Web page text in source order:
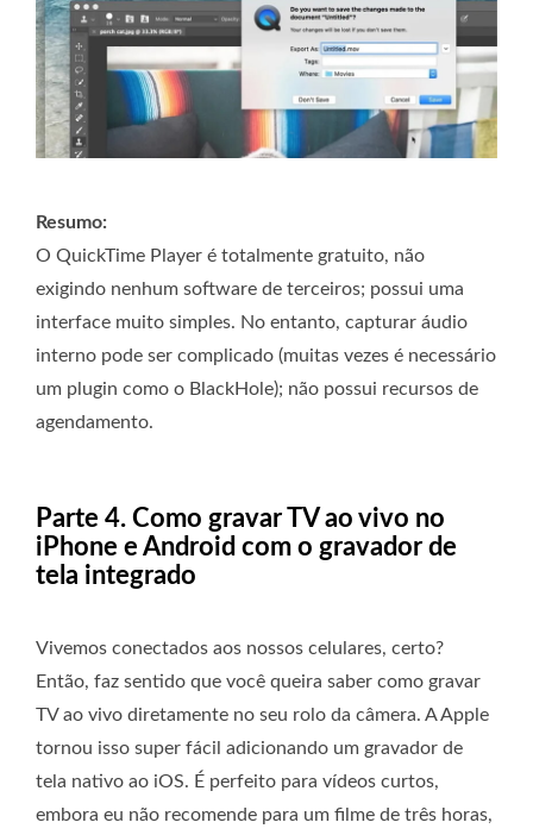
Resumo:
O QuickTime Player é totalmente gratuito, não
exigindo nenhum software de terceiros; possui uma
interface muito simples. No entanto, capturar áudio
interno pode ser complicado (muitas vezes é necessário
um plugin como o BlackHole); não possui recursos de
agendamento.
Parte 4. Como gravar TV ao vivo no
iPhone e Android com o gravador de
tela integrado
Vivemos conectados aos nossos celulares, certo?
Então, faz sentido que você queira saber como gravar
TV ao vivo diretamente no seu rolo da câmera. A Apple
tornou isso super fácil adicionando um gravador de
tela nativo ao iOS. É perfeito para vídeos curtos,
embora eu não recomende para um filme de três horas,